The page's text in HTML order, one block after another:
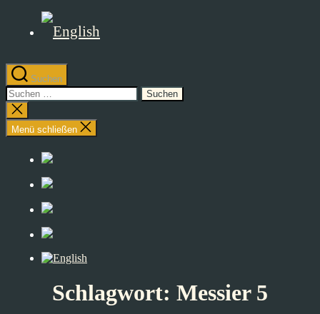
Suchen
Suchen
nach:
Suche
schließen
Menü schließen
Schlagwort: Messier 5